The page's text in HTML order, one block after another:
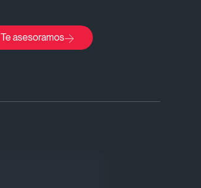
Te asesoramos